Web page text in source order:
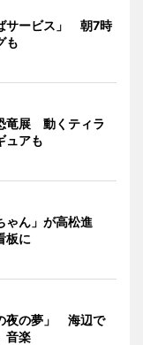
サービス」 朝7時
も
竜展 動くティラ
ュアも
ゃん」が高松進
板に
夜の夢」 海辺で
音楽